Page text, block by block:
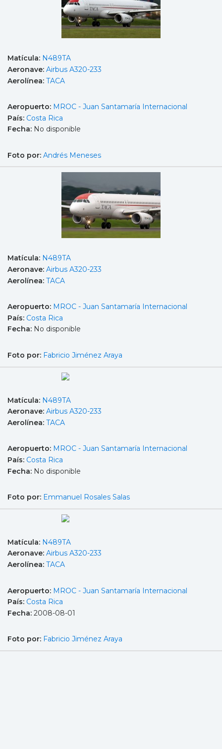
Matícula: N489TA
Aeronave: Airbus A320-233
Aerolínea: TACA
Aeropuerto: MROC - Juan Santamaría Internacional
País: Costa Rica
Fecha: No disponible
Foto por: Andrés Meneses
Matícula: N489TA
Aeronave: Airbus A320-233
Aerolínea: TACA
Aeropuerto: MROC - Juan Santamaría Internacional
País: Costa Rica
Fecha: No disponible
Foto por: Fabricio Jiménez Araya
Matícula: N489TA
Aeronave: Airbus A320-233
Aerolínea: TACA
Aeropuerto: MROC - Juan Santamaría Internacional
País: Costa Rica
Fecha: No disponible
Foto por: Emmanuel Rosales Salas
Matícula: N489TA
Aeronave: Airbus A320-233
Aerolínea: TACA
Aeropuerto: MROC - Juan Santamaría Internacional
País: Costa Rica
Fecha: 2008-08-01
Foto por: Fabricio Jiménez Araya